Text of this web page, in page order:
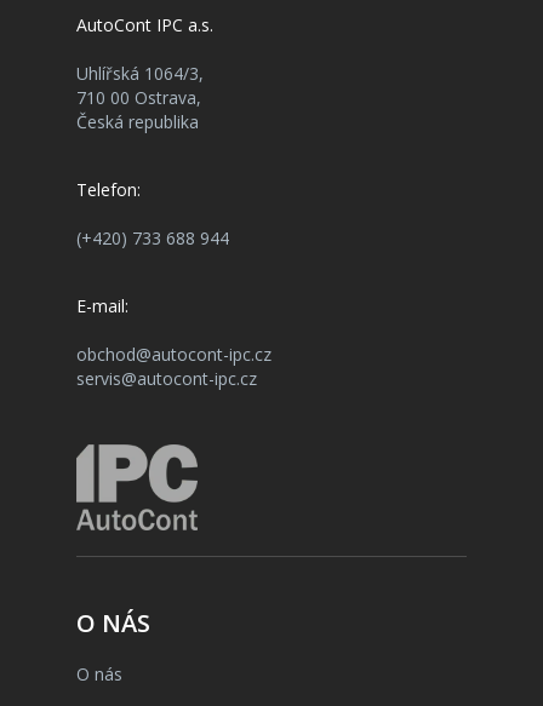
AutoCont IPC a.s.
Uhlířská 1064/3,
710 00 Ostrava,
Česká republika
Telefon:
(+420) 733 688 944
E-mail:
obchod@autocont-ipc.cz
servis@autocont-ipc.cz
O NÁS
O nás